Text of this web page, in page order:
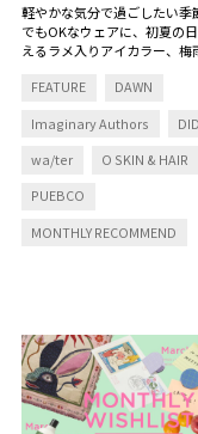
軽やかな気分で過ごしたい季
でもOKなウェアに、初夏の
えるラメ入りアイカラー、梅
ング剤など。これからの毎日
FEATURE DAWN
Imaginary Authors
wa/ter O SKIN & HAIR
PUEBCO
MONTHLY RECOMMEND